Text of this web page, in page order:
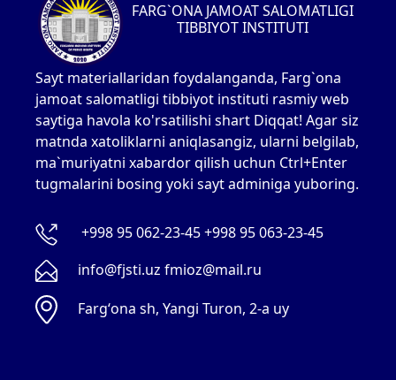
FARG`ONA JAMOAT SALOMATLIGI
TIBBIYOT INSTITUTI
Sayt materiallaridan foydalanganda, Farg`ona
jamoat salomatligi tibbiyot instituti rasmiy web
saytiga havola ko'rsatilishi shart Diqqat! Agar siz
matnda xatoliklarni aniqlasangiz, ularni belgilab,
ma`muriyatni xabardor qilish uchun Ctrl+Enter
tugmalarini bosing yoki sayt adminiga yuboring.
+998 95 062-23-45 +998 95 063-23-45
info@fjsti.uz fmioz@mail.ru
Fargʻona sh, Yangi Turon, 2-a uy